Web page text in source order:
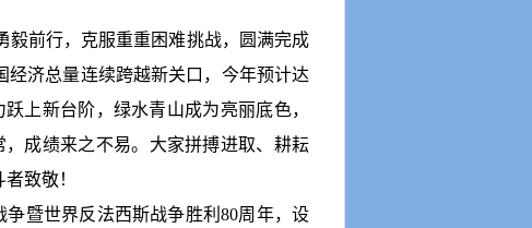
毅前行，克服重重困难挑战，圆满完成
经济总量连续跨越新关口，今年预计达
上新台阶，绿水青山成为亮丽底色，
，成绩来之不易。大家拼搏进取、耕耘
致敬！
争暨世界反法西斯战争胜利80周年，设